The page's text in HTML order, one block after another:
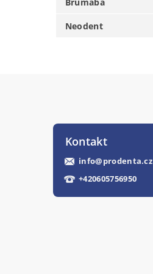
Neodent
Kontakt
info@prodenta.cz
+420605756950